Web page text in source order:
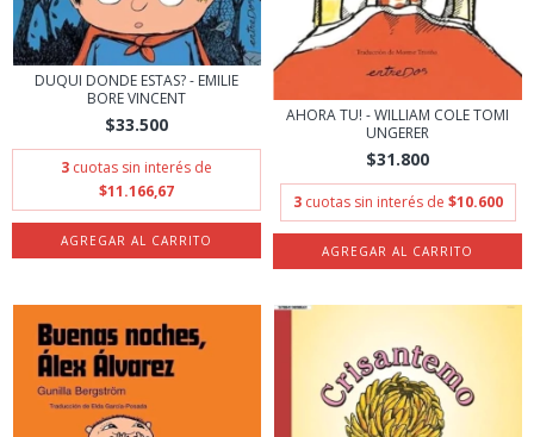
DUQUI DONDE ESTAS? - EMILIE
BORE VINCENT
$33.500
3 cuotas sin interés de
$11.166,67
AHORA TU! - WILLIAM COLE TOMI
UNGERER
$31.800
3 cuotas sin interés de $10.600